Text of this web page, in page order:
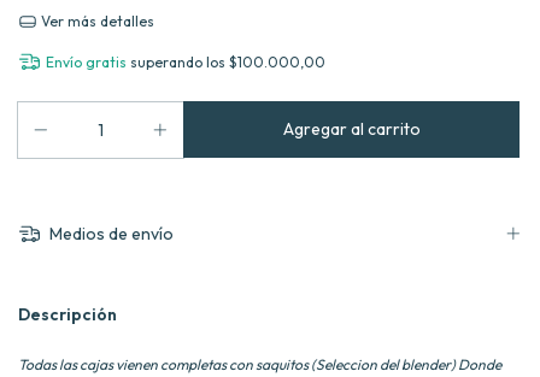
Ver más detalles
Envío gratis superando los $100.000,00
Medios de envío
Descripción
Todas las cajas vienen completas con saquitos (Seleccion del blender) Donde